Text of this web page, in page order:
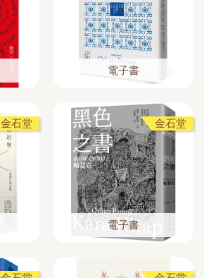
電子書
金石堂 金石堂
電子書